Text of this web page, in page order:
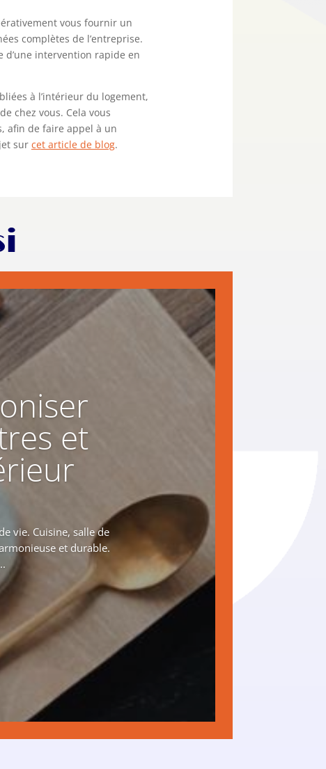
vous fournir un
complètes de l’entreprise.
intervention rapide en
à l’intérieur du logement,
chez vous. Cela vous
afin de faire appel à un
sur cet article de blog.
et
vie. Cuisine, salle de
et durable.